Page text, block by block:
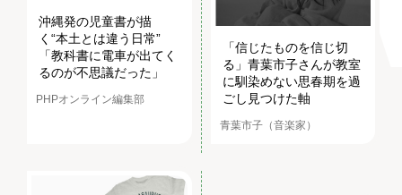
沖縄発の児童書が描
く“本土とは違う日常”
「教科書に電車が出てく
るのが不思議だった」
PHPオンライン編集部
「信じたものを信じ切
る」青葉市子さんが教室
に馴染めない思春期を過
ごし見つけた軸
青葉市子（音楽家）